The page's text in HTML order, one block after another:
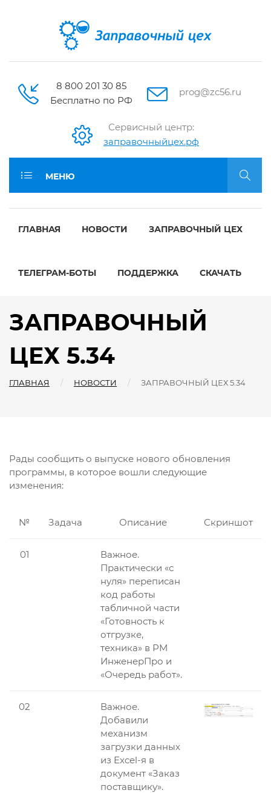
8 800 201 30 85
Бесплатно по РФ
prog@zc56.ru
Сервисный центр:
заправочныйцех.рф
МЕНЮ
ГЛАВНАЯ НОВОСТИ ЗАПРАВОЧНЫЙ ЦЕХ
ТЕЛЕГРАМ-БОТЫ ПОДДЕРЖКА СКАЧАТЬ
ЗАПРАВОЧНЫЙ
ЦЕХ 5.34
ГЛАВНАЯ НОВОСТИ ЗАПРАВОЧНЫЙ ЦЕХ 5.34
Рады сообщить о выпуске нового обновления
программы, в которое вошли следующие
изменения:
№ Задача Описание Скриншот
01
Важное.
Практически «с
нуля» переписан
код работы
табличной части
«Готовность к
отгрузке,
техника» в РМ
ИнженерПро и
«Очередь работ».
02
Важное.
Добавили
механизм
загрузки данных
из Excel-я в
документ «Заказ
поставщику».